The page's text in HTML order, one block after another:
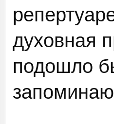
духовная
подошло